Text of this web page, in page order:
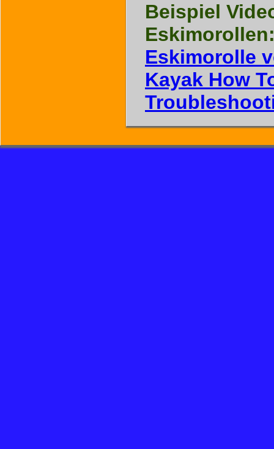
Beispiel
Eskimorolle
Kayak How